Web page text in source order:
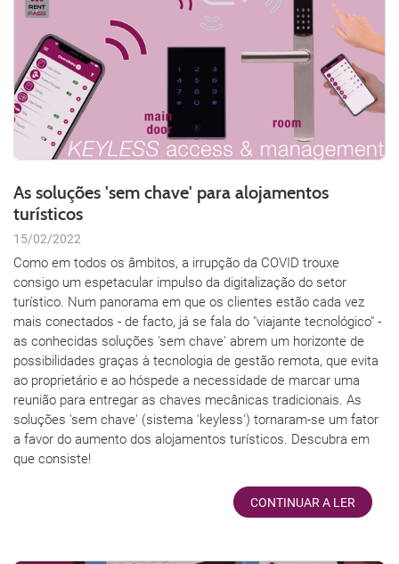
As soluções 'sem chave' para alojamentos
turísticos
15/02/2022
Como em todos os âmbitos, a irrupção da COVID trouxe
consigo um espetacular impulso da digitalização do setor
turístico. Num panorama em que os clientes estão cada vez
mais conectados - de facto, já se fala do "viajante tecnológico" -
as conhecidas soluções 'sem chave' abrem um horizonte de
possibilidades graças à tecnologia de gestão remota, que evita
ao proprietário e ao hóspede a necessidade de marcar uma
reunião para entregar as chaves mecânicas tradicionais. As
soluções 'sem chave' (sistema 'keyless') tornaram-se um fator
a favor do aumento dos alojamentos turísticos. Descubra em
que consiste!
CONTINUAR A LER